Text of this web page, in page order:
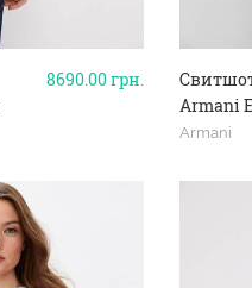
8690.00грн.
Armani
Armani